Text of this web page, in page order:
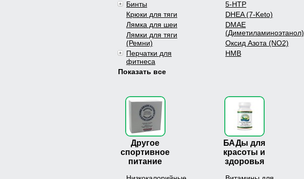
Бинты
Крюки для тяги
Лямка для шеи
Лямки для тяги
(Ремни)
Перчатки для
фитнеса
Показать все
5-HTP
DHEA (7-Keto)
DMAE
(Диметиламиноэтанол)
Оксид Азота (NO2)
HMB
Другое
спортивное
питание
БАДы для
красоты и
здоровья